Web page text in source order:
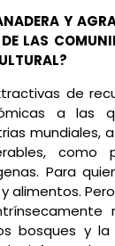
Y
LAS
de
a las
mundiales,
como
Para
alimentos.
bosques y